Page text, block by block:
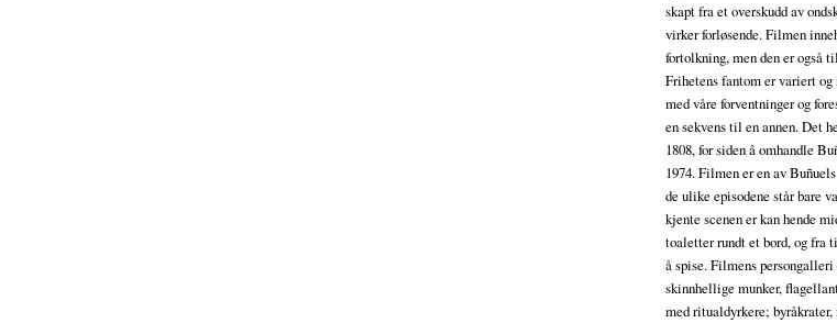
skapt fra et overskudd av
virker forløsende. Filmen
fortolkning, men den er også
Frihetens fantom er variert
med våre forventninger og
en sekvens til en annen. Det
1808, for siden å omhandle
1974. Filmen er en av
de ulike episodene står bare
kjente scenen er kan hende
toaletter rundt et bord, og fra
å spise. Filmens
skinnhellige munker,
med ritualdyrkere;